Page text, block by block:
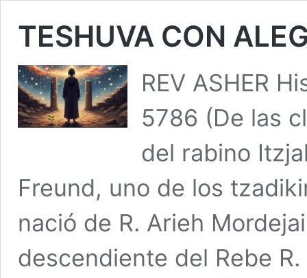
TESHUVA CON
REV ASHER
5786 (De las
del rabino
Freund, uno de los
nació de R. Arieh
descendiente del Rebe